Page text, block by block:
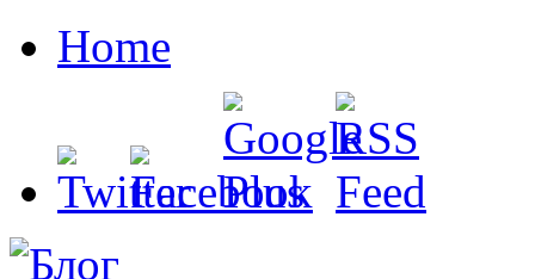
Home